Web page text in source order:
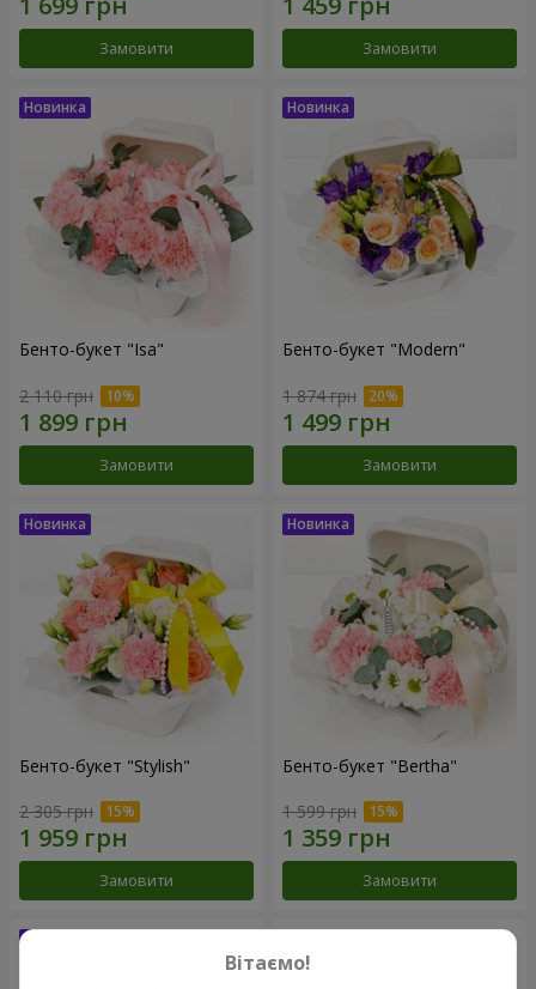
Замовити Замовити
Бенто-букет "Isa"
2 110 грн
Замовити
Бенто-букет "Modern"
1 874 грн
Замовити
Бенто-букет "Stylish"
2 305 грн
Замовити
Бенто-букет "Bertha"
1 599 грн
Замовити
Вітаємо!